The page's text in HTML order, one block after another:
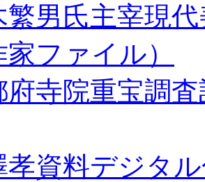
繁男氏主宰現
家ファイル）
府寺院重宝調
孝資料デジタ